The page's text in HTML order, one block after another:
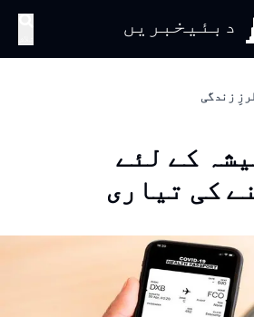
دبئیخبریں
زندگی
کے لئے
کی تیاری